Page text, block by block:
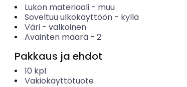
Lukon materiaali- muu
Soveltuu ulkokäyttöön- kyllä
Väri- valkoinen
Avainten määrä- 2
Pakkaus ja ehdot
10 kpl
Vakiokäyttötuote